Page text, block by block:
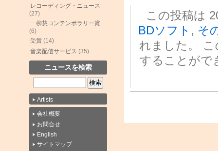
レコーディング・ニュース
(27)
一柳慧コンテンポラリー賞
(6)
受賞 (14)
音楽配信サービス (35)
ニュースを検索
Artists
会社概要
お問合せ
English
サイトマップ
この投稿は
BDソフト , そ
れました。
することがで